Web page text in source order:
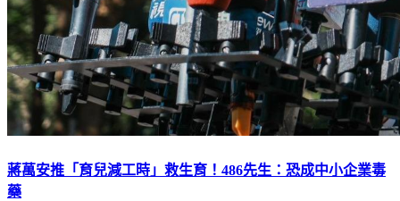
蔣萬安推「育兒減工時」救生育！486先生：恐成中小企業毒
藥